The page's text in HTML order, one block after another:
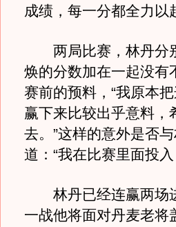
成绩，每一分都全力以
两局比赛，林丹分
焕的分数加在一起没有
赛前的预料，“我原本
赢下来比较出乎意料，
去。”这样的意外是否
道：“我在比赛里面投
林丹已经连赢两场
一战他将面对丹麦老将